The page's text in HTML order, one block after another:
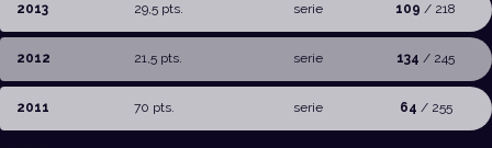
2013 29,5 pts. serie 109 / 218
2012 21,5 pts. serie 134 / 245
2011 70 pts. serie 64 / 255